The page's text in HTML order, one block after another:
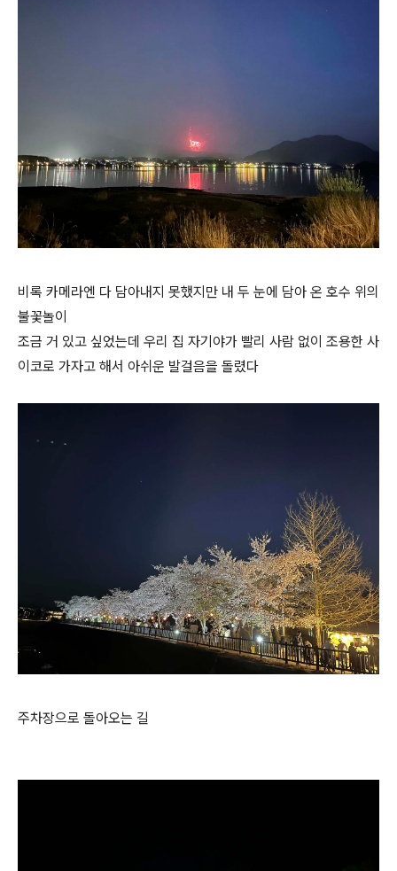
비록 카메라엔 다 담아내지 못했지만 내 두 눈에 담아 온 호수 위의
불꽃놀이
조금 거 있고 싶었는데 우리 집 자기야가 빨리 사람 없이 조용한 사
이코로 가자고 해서 아쉬운 발걸음을 돌렸다
주차장으로 돌아오는 길